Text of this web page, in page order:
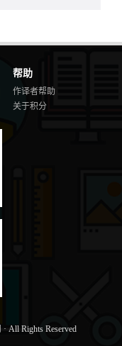
帮助
作译者帮助
关于积分
· All Rights Reserved